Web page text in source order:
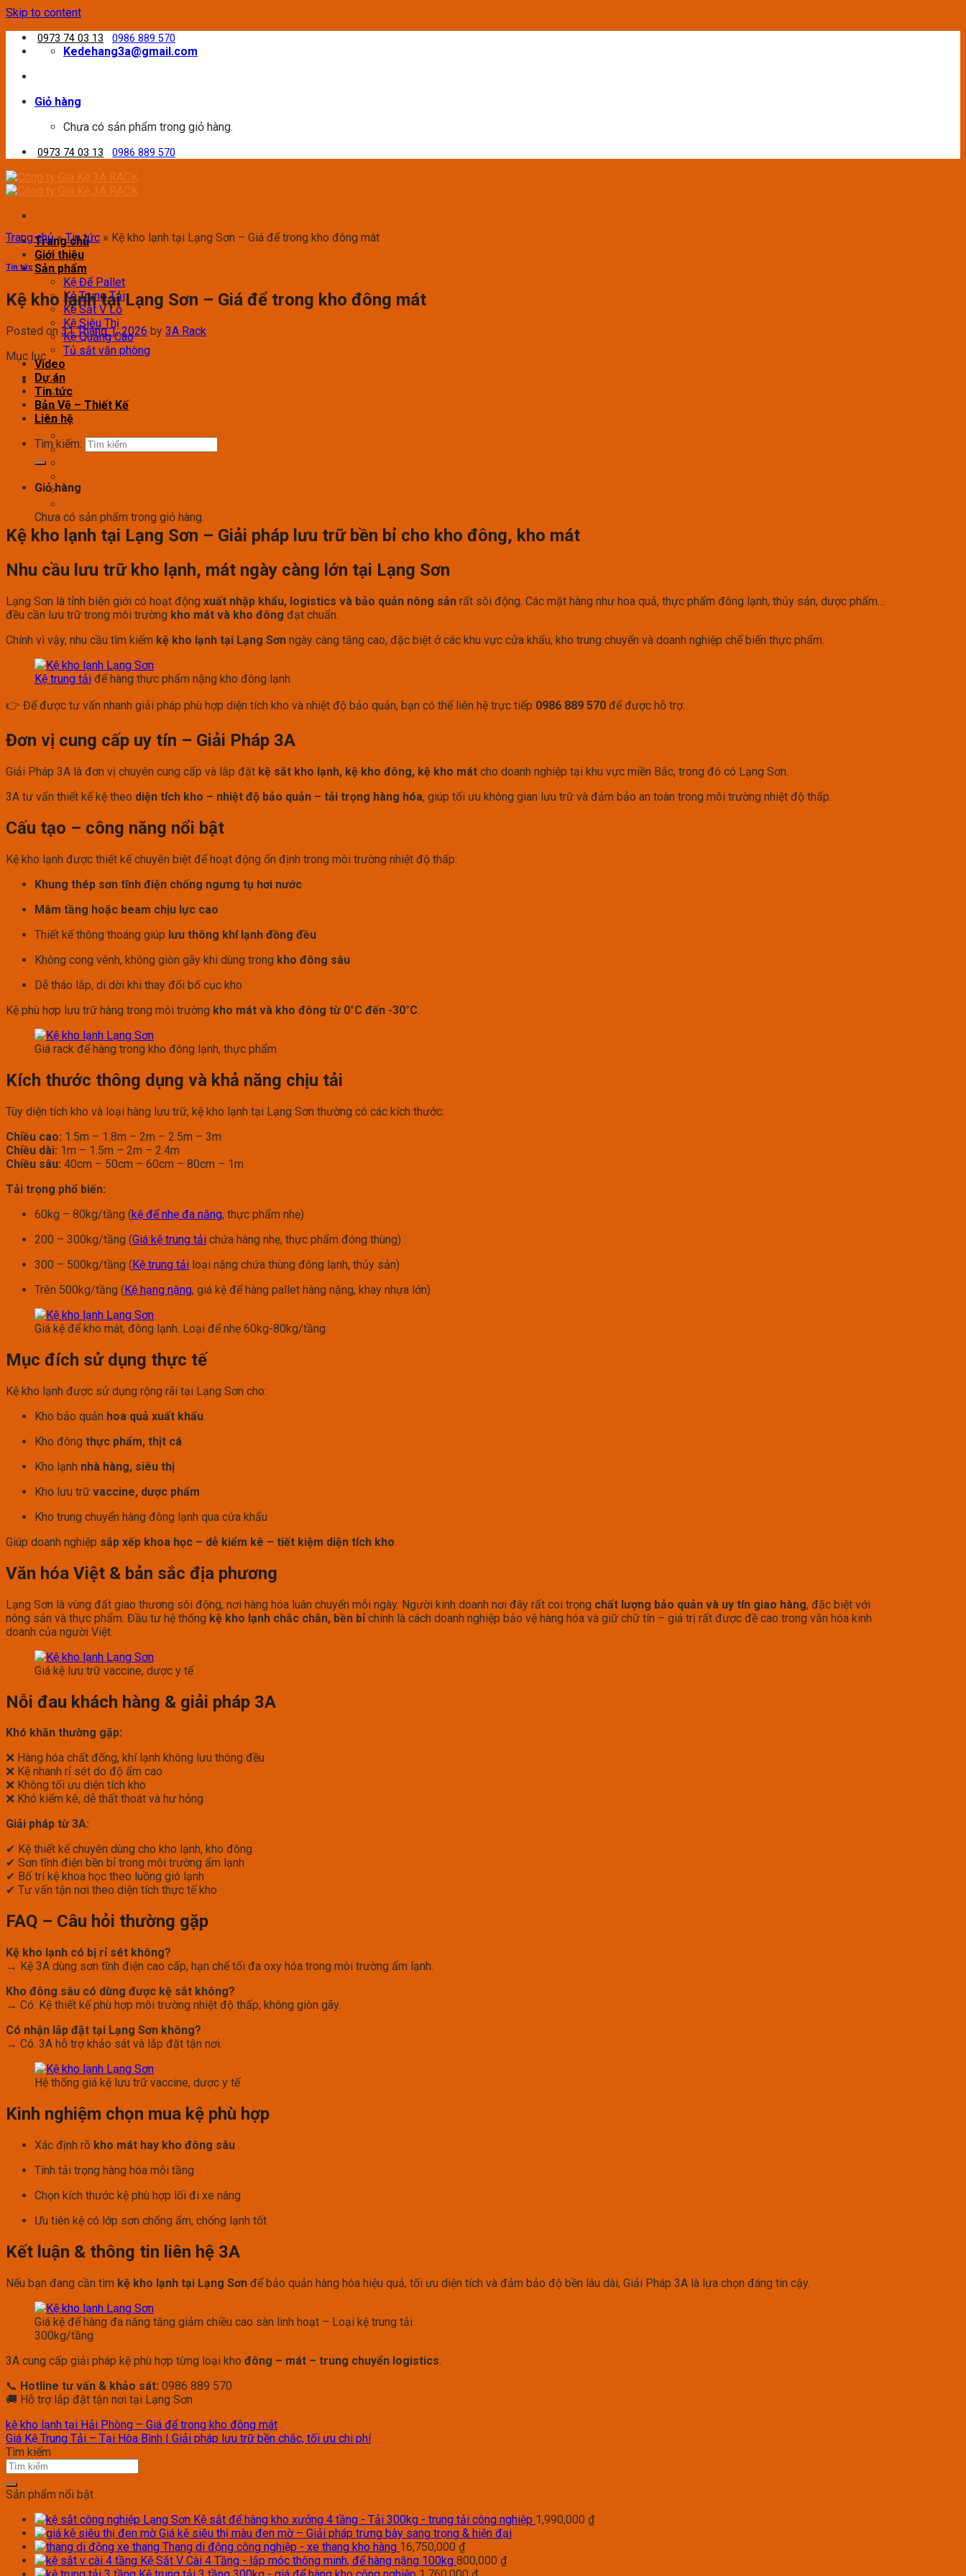
Skip to content
0973 74 03 13 0986 889 570
Kedehang3a@gmail.com
Giỏ hàng
Chưa có sản phẩm trong giỏ hàng.
0973 74 03 13 0986 889 570
Trang chủ
Giới thiệu
Sản phẩm
Kệ Để Pallet
Kệ Trung Tải
Kệ Sắt V Lỗ
Kệ Siêu Thị
Kệ Quảng Cáo
Tủ sắt văn phòng
Video
Dự án
Tin tức
Bản Vẽ – Thiết Kế
Liên hệ
Tìm kiếm:
Giỏ hàng
Chưa có sản phẩm trong giỏ hàng.
Trang chủ»Tin tức » Kệ kho lạnh tại Lạng Sơn – Giá để trong kho đông mát
Tin tức
Kệ kho lạnh tại Lạng Sơn – Giá để trong kho đông mát
Posted on 31 Tháng 1, 2026 by 3A Rack
Mục lục
Kệ kho lạnh tại Lạng Sơn – Giải pháp lưu trữ bền bỉ cho kho đông, kho mát
Nhu cầu lưu trữ kho lạnh, mát ngày càng lớn tại Lạng Sơn
Lạng Sơn là tỉnh biên giới có hoạt động xuất nhập khẩu, logistics và bảo quản nông sản rất sôi động. Các mặt hàng như hoa quả, thực phẩm đông lạnh, thủy sản, dược phẩm…
đều cần lưu trữ trong môi trường kho mát và kho đông đạt chuẩn.
Chính vì vậy, nhu cầu tìm kiếm kệ kho lạnh tại Lạng Sơn ngày càng tăng cao, đặc biệt ở các khu vực cửa khẩu, kho trung chuyển và doanh nghiệp chế biến thực phẩm.
Kệ trung tải để hàng thực phẩm nặng kho đông lạnh
👉 Để được tư vấn nhanh giải pháp phù hợp diện tích kho và nhiệt độ bảo quản, bạn có thể liên hệ trực tiếp 0986 889 570 để được hỗ trợ.
Đơn vị cung cấp uy tín – Giải Pháp 3A
Giải Pháp 3A là đơn vị chuyên cung cấp và lắp đặt kệ sắt kho lạnh, kệ kho đông, kệ kho mát cho doanh nghiệp tại khu vực miền Bắc, trong đó có Lạng Sơn.
3A tư vấn thiết kế kệ theo diện tích kho – nhiệt độ bảo quản – tải trọng hàng hóa, giúp tối ưu không gian lưu trữ và đảm bảo an toàn trong môi trường nhiệt độ thấp.
Cấu tạo – công năng nổi bật
Kệ kho lạnh được thiết kế chuyên biệt để hoạt động ổn định trong môi trường nhiệt độ thấp:
Khung thép sơn tĩnh điện chống ngưng tụ hơi nước
Mâm tầng hoặc beam chịu lực cao
Thiết kế thông thoáng giúp lưu thông khí lạnh đồng đều
Không cong vênh, không giòn gãy khi dùng trong kho đông sâu
Dễ tháo lắp, di dời khi thay đổi bố cục kho
Kệ phù hợp lưu trữ hàng trong môi trường kho mát và kho đông từ 0°C đến -30°C.
Giá rack để hàng trong kho đông lạnh, thực phẩm
Kích thước thông dụng và khả năng chịu tải
Tùy diện tích kho và loại hàng lưu trữ, kệ kho lạnh tại Lạng Sơn thường có các kích thước:
Chiều cao: 1.5m – 1.8m – 2m – 2.5m – 3m
Chiều dài: 1m – 1.5m – 2m – 2.4m
Chiều sâu: 40cm – 50cm – 60cm – 80cm – 1m
Tải trọng phổ biến:
60kg – 80kg/tầng (kệ để nhẹ đa năng, thực phẩm nhẹ)
200 – 300kg/tầng (Giá kệ trung tải chứa hàng nhẹ, thực phẩm đóng thùng)
300 – 500kg/tầng (Kệ trung tải loại nặng chứa thùng đông lạnh, thủy sản)
Trên 500kg/tầng (Kệ hạng nặng, giá kệ để hàng pallet hàng nặng, khay nhựa lớn)
Giá kệ để kho mát, đông lạnh. Loại để nhẹ 60kg-80kg/tầng
Mục đích sử dụng thực tế
Kệ kho lạnh được sử dụng rộng rãi tại Lạng Sơn cho:
Kho bảo quản hoa quả xuất khẩu
Kho đông thực phẩm, thịt cá
Kho lạnh nhà hàng, siêu thị
Kho lưu trữ vaccine, dược phẩm
Kho trung chuyển hàng đông lạnh qua cửa khẩu
Giúp doanh nghiệp sắp xếp khoa học – dễ kiểm kê – tiết kiệm diện tích kho.
Văn hóa Việt & bản sắc địa phương
Lạng Sơn là vùng đất giao thương sôi động, nơi hàng hóa luân chuyển mỗi ngày. Người kinh doanh nơi đây rất coi trọng chất lượng bảo quản và uy tín giao hàng, đặc biệt với
nông sản và thực phẩm. Đầu tư hệ thống kệ kho lạnh chắc chắn, bền bỉchính là cách doanh nghiệp bảo vệ hàng hóa và giữ chữ tín – giá trị rất được đề cao trong văn hóa kinh
doanh của người Việt.
Giá kệ lưu trữ vaccine, dược y tế
Nỗi đau khách hàng & giải pháp 3A
Khó khăn thường gặp:
❌ Hàng hóa chất đống, khí lạnh không lưu thông đều
❌ Kệ nhanh rỉ sét do độ ẩm cao
❌ Không tối ưu diện tích kho
❌ Khó kiểm kê, dễ thất thoát và hư hỏng
Giải pháp từ 3A:
✔ Kệ thiết kế chuyên dùng cho kho lạnh, kho đông
✔ Sơn tĩnh điện bền bỉ trong môi trường ẩm lạnh
✔ Bố trí kệ khoa học theo luồng gió lạnh
✔ Tư vấn tận nơi theo diện tích thực tế kho
FAQ – Câu hỏi thường gặp
Kệ kho lạnh có bị rỉ sét không?
→ Kệ 3A dùng sơn tĩnh điện cao cấp, hạn chế tối đa oxy hóa trong môi trường ẩm lạnh.
Kho đông sâu có dùng được kệ sắt không?
→ Có. Kệ thiết kế phù hợp môi trường nhiệt độ thấp, không giòn gãy.
Có nhận lắp đặt tại Lạng Sơn không?
→ Có. 3A hỗ trợ khảo sát và lắp đặt tận nơi.
Hệ thống giá kệ lưu trữ vaccine, dược y tế
Kinh nghiệm chọn mua kệ phù hợp
Xác định rõ kho mát hay kho đông sâu
Tính tải trọng hàng hóa mỗi tầng
Chọn kích thước kệ phù hợp lối đi xe nâng
Ưu tiên kệ có lớp sơn chống ẩm, chống lạnh tốt
Kết luận & thông tin liên hệ 3A
Nếu bạn đang cần tìm kệ kho lạnh tại Lạng Sơn để bảo quản hàng hóa hiệu quả, tối ưu diện tích và đảm bảo độ bền lâu dài, Giải Pháp 3A là lựa chọn đáng tin cậy.
Giá kệ để hàng đa năng tăng giảm chiều cao sàn linh hoạt – Loại kệ trung tải
300kg/tầng
3A cung cấp giải pháp kệ phù hợp từng loại kho đông – mát – trung chuyển logistics.
📞 Hotline tư vấn & khảo sát: 0986 889 570
🚚 Hỗ trợ lắp đặt tận nơi tại Lạng Sơn
kệ kho lạnh tại Hải Phòng – Giá để trong kho đông mát
Giá Kệ Trung Tải – Tại Hòa Bình | Giải pháp lưu trữ bền chắc, tối ưu chi phí
Tìm kiếm
Sản phẩm nổi bật
Kệ sắt để hàng kho xưởng 4 tầng - Tải 300kg - trung tải công nghiệp 1,990,000 ₫
Giá kệ siêu thị màu đen mờ – Giải pháp trưng bày sang trọng & hiện đại
Thang di động công nghiệp - xe thang kho hàng 16,750,000 ₫
Kệ Sắt V Cài 4 Tầng - lắp móc thông minh, để hàng nặng 100kg 800,000 ₫